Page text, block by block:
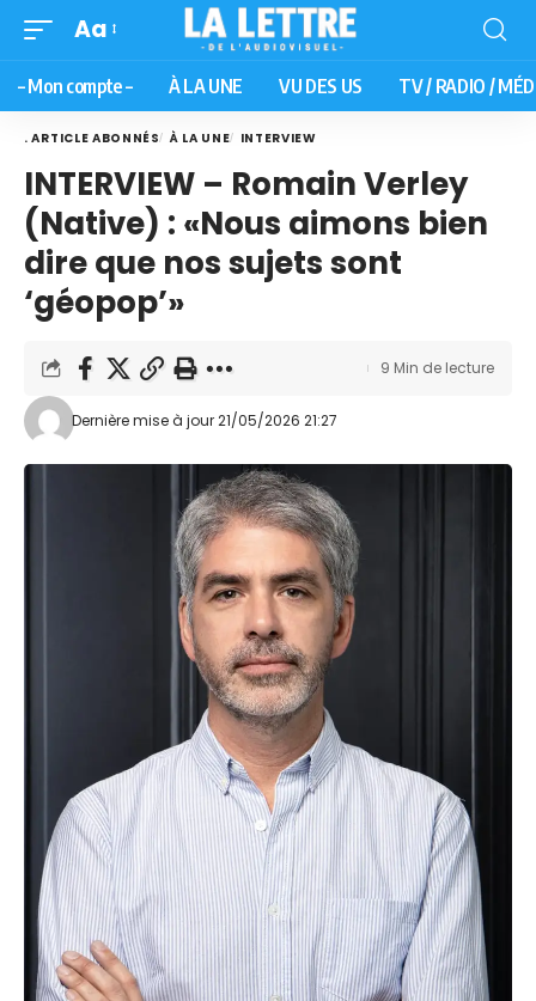
Aa
– Mon compte – À LA UNE VU DES US TV / RADIO /
. ARTICLE ABONNÉS À LA UNE INTERVIEW
INTERVIEW – Romain Verley
(Native) : «Nous aimons bien
dire que nos sujets sont
‘géopop’»
Dernière mise à jour 21/05/2026 21:27
9 Min de lecture